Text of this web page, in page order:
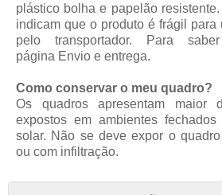
plástico bolha e papelão
indicam que o produto é frágil para
pelo transportador. Para
página Envio e entrega.
Como conservar o meu quadro?
Os quadros apresentam maior
expostos em ambientes
solar. Não se deve expor o
ou com infiltração.